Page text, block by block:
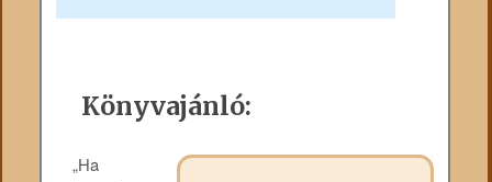
Könyvajánló:
„Ha